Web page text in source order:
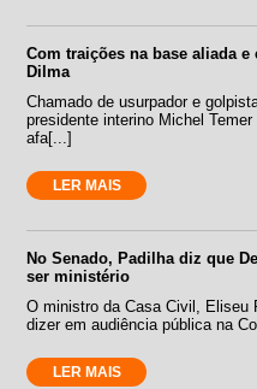
Com traições na base aliada
Dilma
Chamado de usurpador e
presidente interino Michel
afa[...]
LER MAIS
No Senado, Padilha diz que
ser ministério
O ministro da Casa Civil, Eliseu
dizer em audiência pública na
LER MAIS